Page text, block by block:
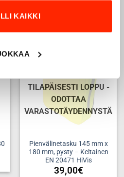
KAIKKI
TILAPÄISESTI LOPPU -
ODOTTAA
VARASTOTÄYDENNYSTÄ
Pienvälinetasku 145 mm x
180 mm, pysty – Keltainen
EN 20471 HiVis
39,00€